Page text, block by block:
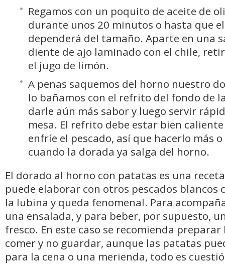
Regamos con un poquito de aceite de
durante unos 20 minutos o hasta que
dependerá del tamaño. Aparte en una
diente de ajo laminado con el chile,
el jugo de limón.
A penas saquemos del horno nuestro
lo bañamos con el refrito del fondo de
darle aún más sabor y luego servir
mesa. El refrito debe estar bien
enfríe el pescado, así que hacerlo más o
cuando la dorada ya salga del horno.
El dorado al horno con patatas es una
puede elaborar con otros pescados blancos
la lubina y queda fenomenal. Para
una ensalada, y para beber, por supuesto,
fresco. En este caso se recomienda
comer y no guardar, aunque las patatas
para la cena o una merienda, todo es